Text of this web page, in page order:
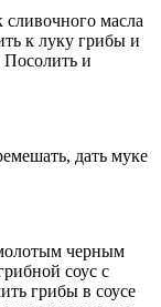
масла
к луку грибы и
Посолить и
дать муке
черным
соус с
грибы в соусе